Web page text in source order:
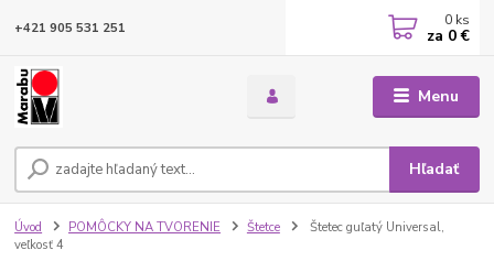
Menu
Hľadať
+421 905 531 251 0 ks
za 0 €
Úvod POMÔCKY NA TVORENIE Štetce
Štetec guľatý Universal,
veľkosť 4